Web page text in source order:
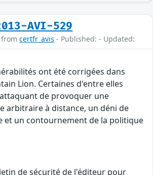
AVI-529
certfr_avis - Published: - Updated:
ont été corrigées dans
Lion. Certaines d'entre elles
de provoquer une
arbitraire à distance, un déni de
et un contournement de la politique
de sécurité de l'éditeur pour